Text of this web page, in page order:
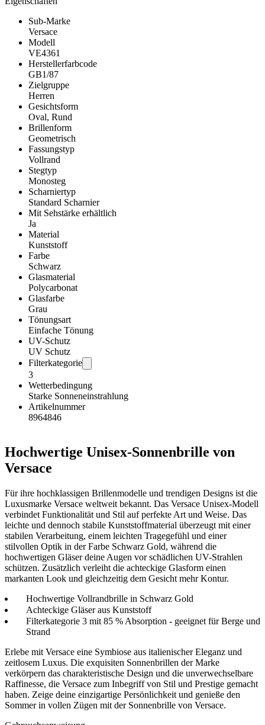
Sub-Marke
Versace
Modell
VE4361
Herstellerfarbcode
GB1/87
Zielgruppe
Herren
Gesichtsform
Oval, Rund
Brillenform
Geometrisch
Fassungstyp
Vollrand
Stegtyp
Monosteg
Scharniertyp
Standard Scharnier
Mit Sehstärke erhältlich
Ja
Material
Kunststoff
Farbe
Schwarz
Glasmaterial
Polycarbonat
Glasfarbe
Grau
Tönungsart
Einfache Tönung
UV-Schutz
UV Schutz
Filterkategorie
3
Wetterbedingung
Starke Sonneneinstrahlung
Artikelnummer
8964846
Hochwertige Unisex-Sonnenbrille von
Versace
Für ihre hochklassigen Brillenmodelle und trendigen Designs ist die
Luxusmarke Versace weltweit bekannt. Das Versace Unisex-Modell
verbindet Funktionalität und Stil auf perfekte Art und Weise. Das
leichte und dennoch stabile Kunststoffmaterial überzeugt mit einer
stabilen Verarbeitung, einem leichten Tragegefühl und einer
stilvollen Optik in der Farbe Schwarz Gold, während die
hochwertigen Gläser deine Augen vor schädlichen UV-Strahlen
schützen. Zusätzlich verleiht die achteckige Glasform einen
markanten Look und gleichzeitig dem Gesicht mehr Kontur.
Hochwertige Vollrandbrille in Schwarz Gold
Achteckige Gläser aus Kunststoff
Filterkategorie 3 mit 85 % Absorption - geeignet für Berge und
Strand
Erlebe mit Versace eine Symbiose aus italienischer Eleganz und
zeitlosem Luxus. Die exquisiten Sonnenbrillen der Marke
verkörpern das charakteristische Design und die unverwechselbare
Raffinesse, die Versace zum Inbegriff von Stil und Prestige gemacht
haben. Zeige deine einzigartige Persönlichkeit und genieße den
Sommer in vollen Zügen mit der Sonnenbrille von Versace.